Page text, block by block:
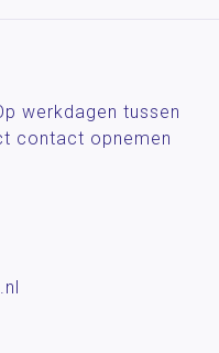
werkdagen tussen
contact opnemen